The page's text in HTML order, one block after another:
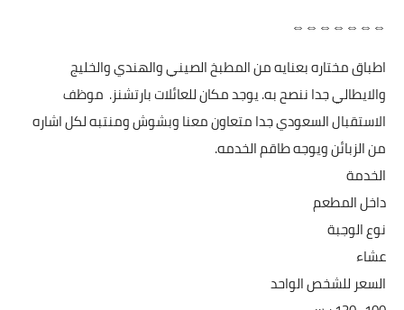
⇔⇔⇔⇔⇔⇔⇔
اطباق مختاره بعنايه من المطبخ الصيني والهندي والخليج
والايطالي جدا ننصح به. يوجد مكان للعائلات بارتشنز. موظف
الاستقبال السعودي جدا متعاون معنا وبشوش ومنتبه لكل اشاره
من الزبائن ويوجه طاقم الخدمه.
الخدمة
داخل المطعم
نوع الوجبة
عشاء
السعر للشخص الواحد